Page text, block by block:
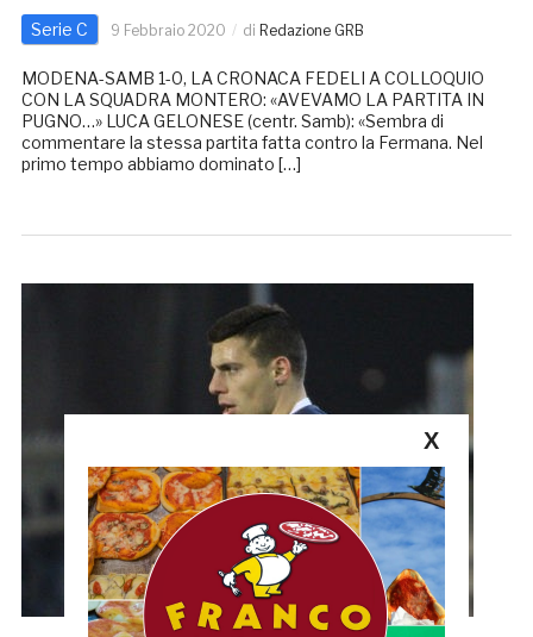
Serie C 9 Febbraio 2020 di Redazione GRB
MODENA-SAMB 1-0, LA CRONACA FEDELI A COLLOQUIO
CON LA SQUADRA MONTERO: «AVEVAMO LA PARTITA IN
PUGNO…» LUCA GELONESE (centr. Samb): «Sembra di
commentare la stessa partita fatta contro la Fermana. Nel
primo tempo abbiamo dominato […]
X